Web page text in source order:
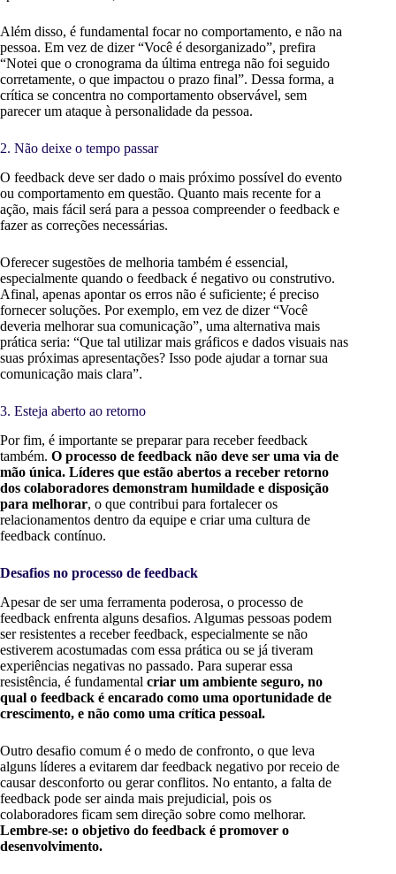
Além disso, é fundamental focar no comportamento, e não na
pessoa. Em vez de dizer “Você é desorganizado”, prefira
“Notei que o cronograma da última entrega não foi seguido
corretamente, o que impactou o prazo final”. Dessa forma, a
crítica se concentra no comportamento observável, sem
parecer um ataque à personalidade da pessoa.
2. Não deixe o tempo passar
O feedback deve ser dado o mais próximo possível do evento
ou comportamento em questão. Quanto mais recente for a
ação, mais fácil será para a pessoa compreender o feedback e
fazer as correções necessárias.
Oferecer sugestões de melhoria também é essencial,
especialmente quando o feedback é negativo ou construtivo.
Afinal, apenas apontar os erros não é suficiente; é preciso
fornecer soluções. Por exemplo, em vez de dizer “Você
deveria melhorar sua comunicação”, uma alternativa mais
prática seria: “Que tal utilizar mais gráficos e dados visuais nas
suas próximas apresentações? Isso pode ajudar a tornar sua
comunicação mais clara”.
3. Esteja aberto ao retorno
Por fim, é importante se preparar para receber feedback
também. O processo de feedback não deve ser uma via de
mão única. Líderes que estão abertos a receber retorno
dos colaboradores demonstram humildade e disposição
para melhorar, o que contribui para fortalecer os
relacionamentos dentro da equipe e criar uma cultura de
feedback contínuo.
Desafios no processo de feedback
Apesar de ser uma ferramenta poderosa, o processo de
feedback enfrenta alguns desafios. Algumas pessoas podem
ser resistentes a receber feedback, especialmente se não
estiverem acostumadas com essa prática ou se já tiveram
experiências negativas no passado. Para superar essa
resistência, é fundamental criar um ambiente seguro, no
qual o feedback é encarado como uma oportunidade de
crescimento, e não como uma crítica pessoal.
Outro desafio comum é o medo de confronto, o que leva
alguns líderes a evitarem dar feedback negativo por receio de
causar desconforto ou gerar conflitos. No entanto, a falta de
feedback pode ser ainda mais prejudicial, pois os
colaboradores ficam sem direção sobre como melhorar.
Lembre-se: o objetivo do feedback é promover o
desenvolvimento.